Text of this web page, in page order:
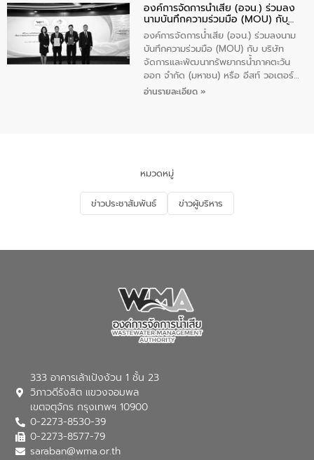
ชุมชนและการบำบัดน้ำเสียเบื้องต้น ให้กับ
นักเรียนชั้นประถมศึกษาปีที่ 5 โรงเรียน
เทศบาล 1 (พะเยาประชานุกูล) จำนวน 30
คน
องค์การจัดการน้ำเสีย (อจน.) ร่วมลง
นามบันทึกความร่วมมือ (MOU) กับ
บริษัท จัดการและพัฒนาทรัพยากรน้ำ
ภาคตะวันออก จำกัด (มหาชน) หรือ อีส
ท์ วอเตอร์
องค์การจัดการน้ำเสีย (อจน.) ร่วมลงนาม
บันทึกความร่วมมือ (MOU) กับ บริษัท
จัดการและพัฒนาทรัพยากรน้ำภาคตะวัน
ออก จำกัด (มหาชน) หรือ อีสท์ วอเตอร์
เมื่อวันอังคารที่ 4 สิงหาคม 2569 ณ ห้อง
ด้านน้ำของประเทศ และเตรียมความพร้อม
รองรับการเติบโตของเมือง รวมถึงการ
ลงทุนในอุตสาหกรรมแห่งอนาคต ตลอดจน
มุ่งตอบโจทย์ความท้าทายจากวิกฤตการ
ในครั้งนี้เป็นการดึงจุดแข็งและความ
(อจน.) มาผสานกับประสบการณ์และ
เทคโนโลยีโครงข่ายน้ำครบวงจรในพื้นที่ EEC
ของอีสท์ วอเตอร์ เพื่อร่วมกันศึกษา
เทคโนโลยีการปรับปรุงคุณภาพน้ำ (Water
Reuse) และพัฒนารูปแบบการดำเนินงาน
ใช้น้ำที่พุ่งสูงขึ้นจากการขยายตัวของ
การองค์การจัดการน้ำเสีย กล่าวถึงภารกิจ
อ่านรายละเอียด »
หมวดหมู่
ข่าวประชาสัมพันธ์ ข่าวผู้บริหาร
333 อาคารเล้าเป้งง้วน 1 ชั้น 23
วิภาวดีรังสิต แขวงจอมพล
เขตจตุจักร กรุงเทพฯ 10900
0-2273-8530-39
0-2273-8577-79
saraban@wma.or.th